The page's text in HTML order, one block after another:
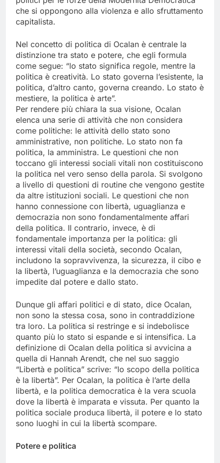
che si oppongono alla violenza e allo sfruttamento
capitalista.
Nel concetto di politica di Ocalan è centrale la
distinzione tra stato e potere, che egli formula
come segue: “lo stato significa regole, mentre la
politica è creatività. Lo stato governa l’esistente, la
politica, d’altro canto, governa creando. Lo stato è
mestiere, la politica è arte”.
Per rendere più chiara la sua visione, Ocalan
elenca una serie di attività che non considera
come politiche: le attività dello stato sono
amministrative, non politiche. Lo stato non fa
politica, la amministra. Le questioni che non
toccano gli interessi sociali vitali non costituiscono
la politica nel vero senso della parola. Si svolgono
a livello di questioni di routine che vengono gestite
da altre istituzioni sociali. Le questioni che non
hanno connessione con libertà, uguaglianza e
democrazia non sono fondamentalmente affari
della politica. Il contrario, invece, è di
fondamentale importanza per la politica: gli
interessi vitali della società, secondo Ocalan,
includono la sopravvivenza, la sicurezza, il cibo e
la libertà, l’uguaglianza e la democrazia che sono
impedite dal potere e dallo stato.
Dunque gli affari politici e di stato, dice Ocalan,
non sono la stessa cosa, sono in contraddizione
tra loro. La politica si restringe e si indebolisce
quanto più lo stato si espande e si intensifica. La
definizione di Ocalan della politica si avvicina a
quella di Hannah Arendt, che nel suo saggio
“Libertà e politica” scrive: “lo scopo della politica
è la libertà”. Per Ocalan, la politica è l’arte della
libertà, e la politica democratica è la vera scuola
dove la libertà è imparata e vissuta. Per quanto la
politica sociale produca libertà, il potere e lo stato
sono luoghi in cui la libertà scompare.
Potere e politica